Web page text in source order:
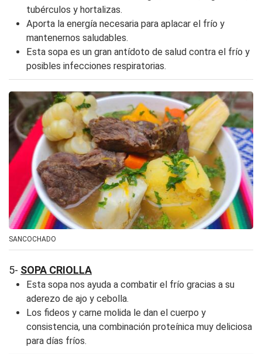
tubérculos y hortalizas.
Aporta la energía necesaria para aplacar el frío y
mantenernos saludables.
Esta sopa es un gran antídoto de salud contra el frío y
posibles infecciones respiratorias.
SANCOCHADO
5- SOPA CRIOLLA
Esta sopa nos ayuda a combatir el frío gracias a su
aderezo de ajo y cebolla.
Los fideos y carne molida le dan el cuerpo y
consistencia, una combinación proteínica muy deliciosa
para días fríos.